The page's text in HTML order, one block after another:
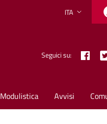
Lingua attiva:
ITA
Seguici su:
Modulistica Avvisi